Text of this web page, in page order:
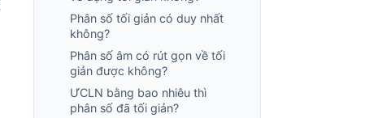
Phân số tối giản có duy nhất
không?
Phân số âm có rút gọn về tối
giản được không?
ƯCLN bằng bao nhiêu thì
phân số đã tối giản?